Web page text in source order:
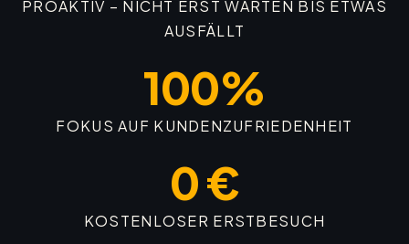
PROAKTIV – NICHT ERST WARTEN BIS ETWAS
AUSFÄLLT
100%
FOKUS AUF KUNDENZUFRIEDENHEIT
0 €
KOSTENLOSER ERSTBESUCH